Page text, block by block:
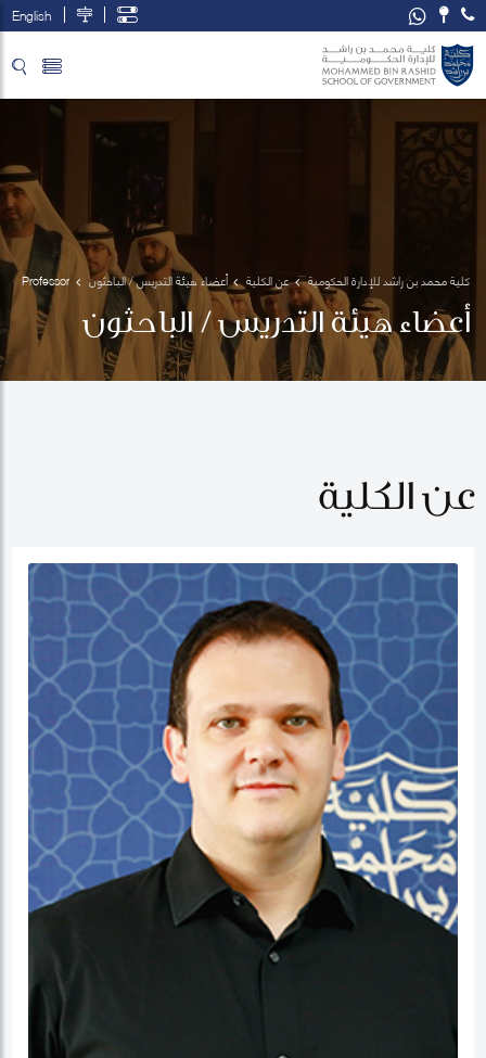
English
كلية محمد بن راشد للإدارة الحكومية عن الكلية أعضاء هيئة التدريس / الباحثون
Professor
Mark
Esposito
أعضاء هيئة التدريس / الباحثون
عن الكلية